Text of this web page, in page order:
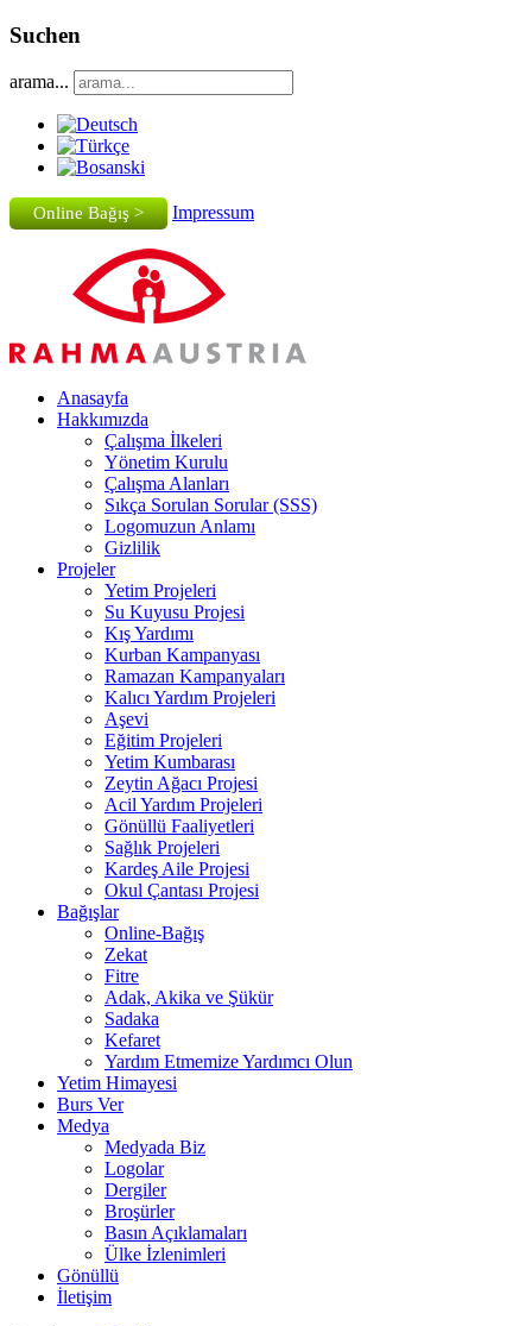
Suchen
arama...
Online Bağış > Impressum
Anasayfa
Hakkımızda
Çalışma İlkeleri
Yönetim Kurulu
Çalışma Alanları
Sıkça Sorulan Sorular (SSS)
Logomuzun Anlamı
Gizlilik
Projeler
Yetim Projeleri
Su Kuyusu Projesi
Kış Yardımı
Kurban Kampanyası
Ramazan Kampanyaları
Kalıcı Yardım Projeleri
Aşevi
Eğitim Projeleri
Yetim Kumbarası
Zeytin Ağacı Projesi
Acil Yardım Projeleri
Gönüllü Faaliyetleri
Sağlık Projeleri
Kardeş Aile Projesi
Okul Çantası Projesi
Bağışlar
Online-Bağış
Zekat
Fitre
Adak, Akika ve Şükür
Sadaka
Kefaret
Yardım Etmemize Yardımcı Olun
Yetim Himayesi
Burs Ver
Medya
Medyada Biz
Logolar
Dergiler
Broşürler
Basın Açıklamaları
Ülke İzlenimleri
Gönüllü
İletişim